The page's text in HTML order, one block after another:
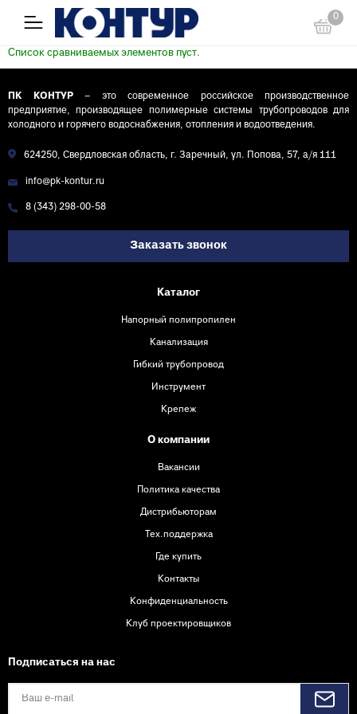
0
Список сравниваемых элементов пуст.
ПК КОНТУР– это современное российское производственное
предприятие, производящее полимерные системы трубопроводов для
холодного и горячего водоснабжения, отопления и водоотведения.
624250, Свердловская область, г. Заречный, ул. Попова, 57, а/я 111
info@pk-kontur.ru
8 (343) 298-00-58
Заказать звонок
Каталог
Напорный полипропилен
Канализация
Гибкий трубопровод
Инструмент
Крепеж
О компании
Вакансии
Политика качества
Дистрибьюторам
Тех.поддержка
Где купить
Контакты
Конфиденциальность
Клуб проектировщиков
Подписаться на нас